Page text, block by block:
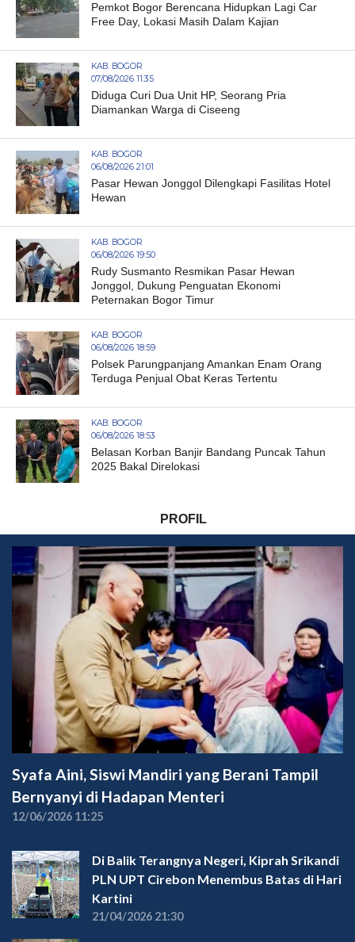
Pemkot Bogor Berencana Hidupkan Lagi Car
Free Day, Lokasi Masih Dalam Kajian
KAB. BOGOR
07/08/2026 11:35
Diduga Curi Dua Unit HP, Seorang Pria
Diamankan Warga di Ciseeng
KAB. BOGOR
06/08/2026 21:01
Pasar Hewan Jonggol Dilengkapi Fasilitas Hotel
Hewan
KAB. BOGOR
06/08/2026 19:50
Rudy Susmanto Resmikan Pasar Hewan
Jonggol, Dukung Penguatan Ekonomi
Peternakan Bogor Timur
KAB. BOGOR
06/08/2026 18:59
Polsek Parungpanjang Amankan Enam Orang
Terduga Penjual Obat Keras Tertentu
KAB. BOGOR
06/08/2026 18:53
Belasan Korban Banjir Bandang Puncak Tahun
2025 Bakal Direlokasi
PROFIL
Syafa Aini, Siswi Mandiri yang Berani Tampil
Bernyanyi di Hadapan Menteri
12/06/2026 11:25
Di Balik Terangnya Negeri, Kiprah Srikandi
PLN UPT Cirebon Menembus Batas di Hari
Kartini
21/04/2026 21:30